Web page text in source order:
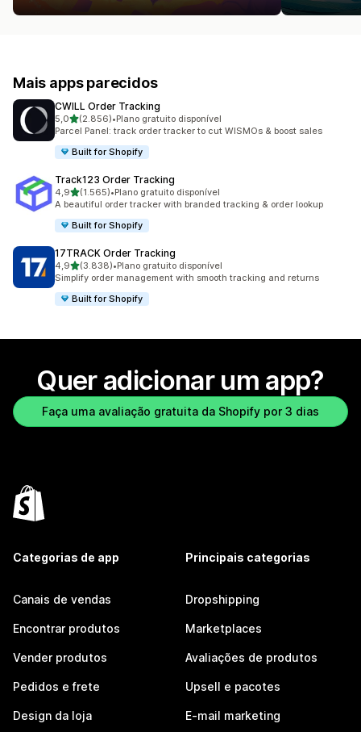
Mais apps parecidos
CWILL Order Tracking
5,0de 5 estrelas
(2.856)
2856 avaliações ao todo
•Plano gratuito disponível
Parcel Panel: track order tracker to cut WISMOs & boost sales
Built for Shopify
Track123 Order Tracking
4,9de 5 estrelas
(1.565)
1565 avaliações ao todo
•Plano gratuito disponível
A beautiful order tracker with branded tracking & order lookup
Built for Shopify
17TRACK Order Tracking
4,9de 5 estrelas
(3.838)
3838 avaliações ao todo
•Plano gratuito disponível
Simplify order management with smooth tracking and returns
Built for Shopify
Quer adicionar um app?
Faça uma avaliação gratuita da Shopify por 3 dias
Categorias de app
Canais de vendas
Encontrar produtos
Vender produtos
Pedidos e frete
Design da loja
Principais categorias
Dropshipping
Marketplaces
Avaliações de produtos
Upsell e pacotes
E-mail marketing